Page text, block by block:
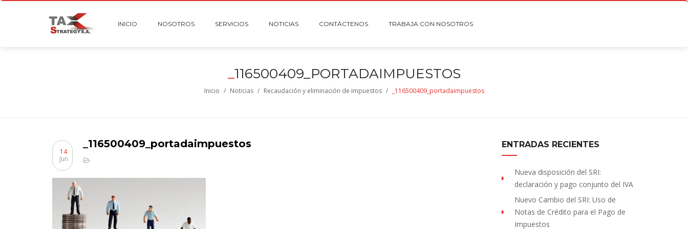
INICIO NOSOTROS SERVICIOS NOTICIAS CONTÁCTENOS TRABAJA CON NOSOTROS
_116500409_PORTADAIMPUESTOS
Inicio / Noticias / Recaudación y eliminación de impuestos / _116500409_portadaimpuestos
_116500409_portadaimpuestos
14
Jun
ENTRADAS RECIENTES
Nueva disposición del SRI:
declaración y pago conjunto del IVA
Nuevo Cambio del SRI: Uso de
Notas de Crédito para el Pago de
Impuestos